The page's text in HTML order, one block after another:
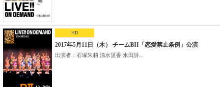
HD
2017年5月11日（木） チームBII「恋愛禁止条例」公演
出演者：石塚朱莉 清水里香 水田詩...